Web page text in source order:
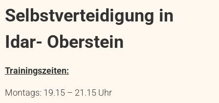
Selbstverteidigung in
Idar- Oberstein
Trainingszeiten:
Montags: 19.15 – 21.15 Uhr